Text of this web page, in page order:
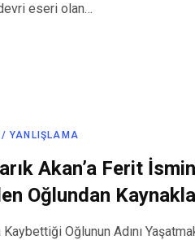
eseri olan…
/ YANLIŞLAMA
Akan’a Ferit
Oğlundan
Oğlunun Adını